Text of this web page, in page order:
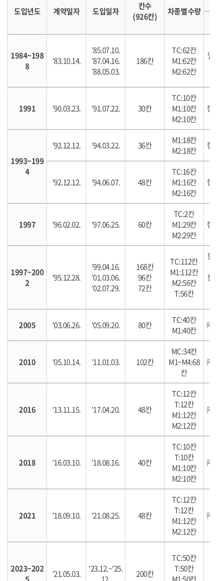
도입년도 계약일자 도입일자
칸수
(926칸)
차종별 수량
1984~198
8
'83.10.14.
’85.07.10.
’87.04.16.
’88.05.03.
186칸
TC:62칸
M1:62칸
M2:62칸
일
1991 '90.03.23. '91.07.22. 30칸
TC:10칸
M1:10칸
M2:10칸
현
1993~199
4
'92.12.12. '94.03.22. 36칸
M1:18칸
M2:18칸
현
'92.12.12. ’94.06.07. 48칸
TC:16칸
M1:16칸
M2:16칸
현
1997 '96.02.02. '97.06.25. 60칸
TC:2칸
M1:29칸
M2:29칸
현
1997~200
2
'95.12.28.
’99.04.16.
’01.03.06.
’02.07.29.
168칸
96칸
72칸
TC:112칸
M1:112칸
M2:56칸
T:56칸
한
한
2005 '03.06.26. '05.09.20. 80칸
TC:40칸
M1:40칸
㈜
2010 '05.10.14. '11.01.03. 102칸
MC:34칸
M1~M4:68
칸
㈜
2016 '13.11.15. '17.04.20. 48칸
TC:12칸
T:12칸
M1:12칸
M2:12칸
㈜
2018 '16.03.10. '18.08.16. 40칸
TC:10칸
T:10칸
M1:10칸
M2:10칸
㈜
2021 '18.09.10. '21.08.25. 48칸
TC:12칸
T:12칸
M1:12칸
M2:12칸
㈜
2023~202
'21.05.03.
'23.12.~'25.
200칸
TC:50칸
T:50칸